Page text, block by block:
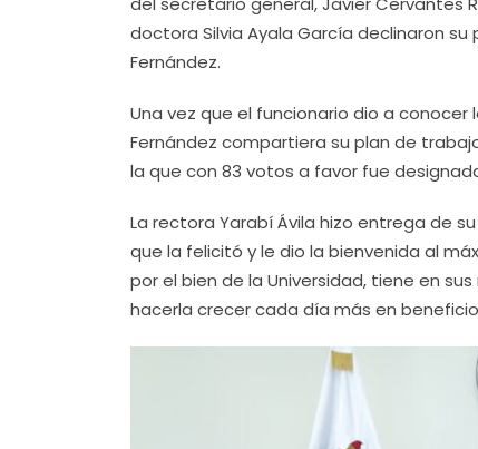
doctora Silvia Ayala García declinaron
Fernández.
Una vez que el funcionario dio a
Fernández compartiera su plan de
la que con 83 votos a favor fue
La rectora Yarabí Ávila hizo entrega de
que la felicitó y le dio la bienvenida al
por el bien de la Universidad, tiene en
hacerla crecer cada día más en